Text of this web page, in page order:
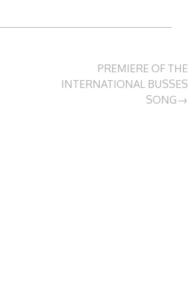
PREMIERE OF THE
INTERNATIONAL BUSSES
SONG